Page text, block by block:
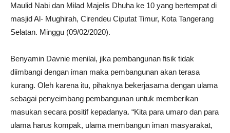
Maulid Nabi dan Milad Majelis Dhuha ke 10 yang bertempat di
masjid Al- Mughirah, Cirendeu Ciputat Timur, Kota Tangerang
Selatan. Minggu (09/02/2020).
Benyamin Davnie menilai, jika pembangunan fisik tidak
diimbangi dengan iman maka pembangunan akan terasa
kurang. Oleh karena itu, pihaknya bekerjasama dengan ulama
sebagai penyeimbang pembangunan untuk memberikan
masukan secara positif kepadanya. “Kita para umaro dan para
ulama harus kompak, ulama membangun iman masyarakat,